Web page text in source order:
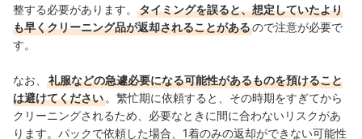
整する必要があります。
タイミングを誤ると、想定していたより
も早くクリーニング品が返却されることがあるので注意が必要で
す。
なお、
礼服などの急遽必要になる可能性があるものを預けること
は避けてください 。繁忙期に依頼すると、その時期をすぎてから
クリーニングされるため、必要なときに間に合わないリスクがあ
ります。パックで依頼した場合、1着のみの返却ができない可能性